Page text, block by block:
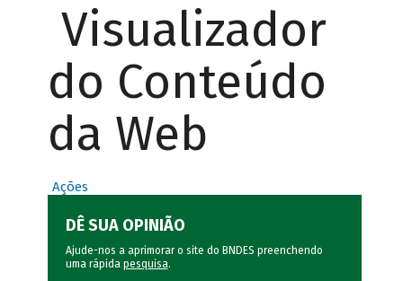
Visualizador
do Conteúdo
da Web
Ações
DÊ SUA OPINIÃO
Ajude-nos a aprimorar o site do BNDES preenchendo
uma rápida pesquisa.